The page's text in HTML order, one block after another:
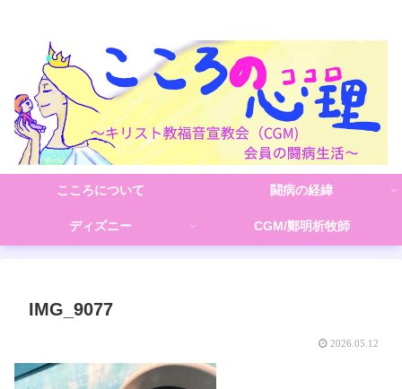
こころについて 闘病の経緯
ディズニー CGM/鄭明析牧師
IMG_9077
2026.05.12